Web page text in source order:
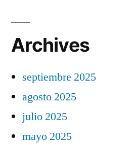
Archives
septiembre 2025
agosto 2025
julio 2025
mayo 2025